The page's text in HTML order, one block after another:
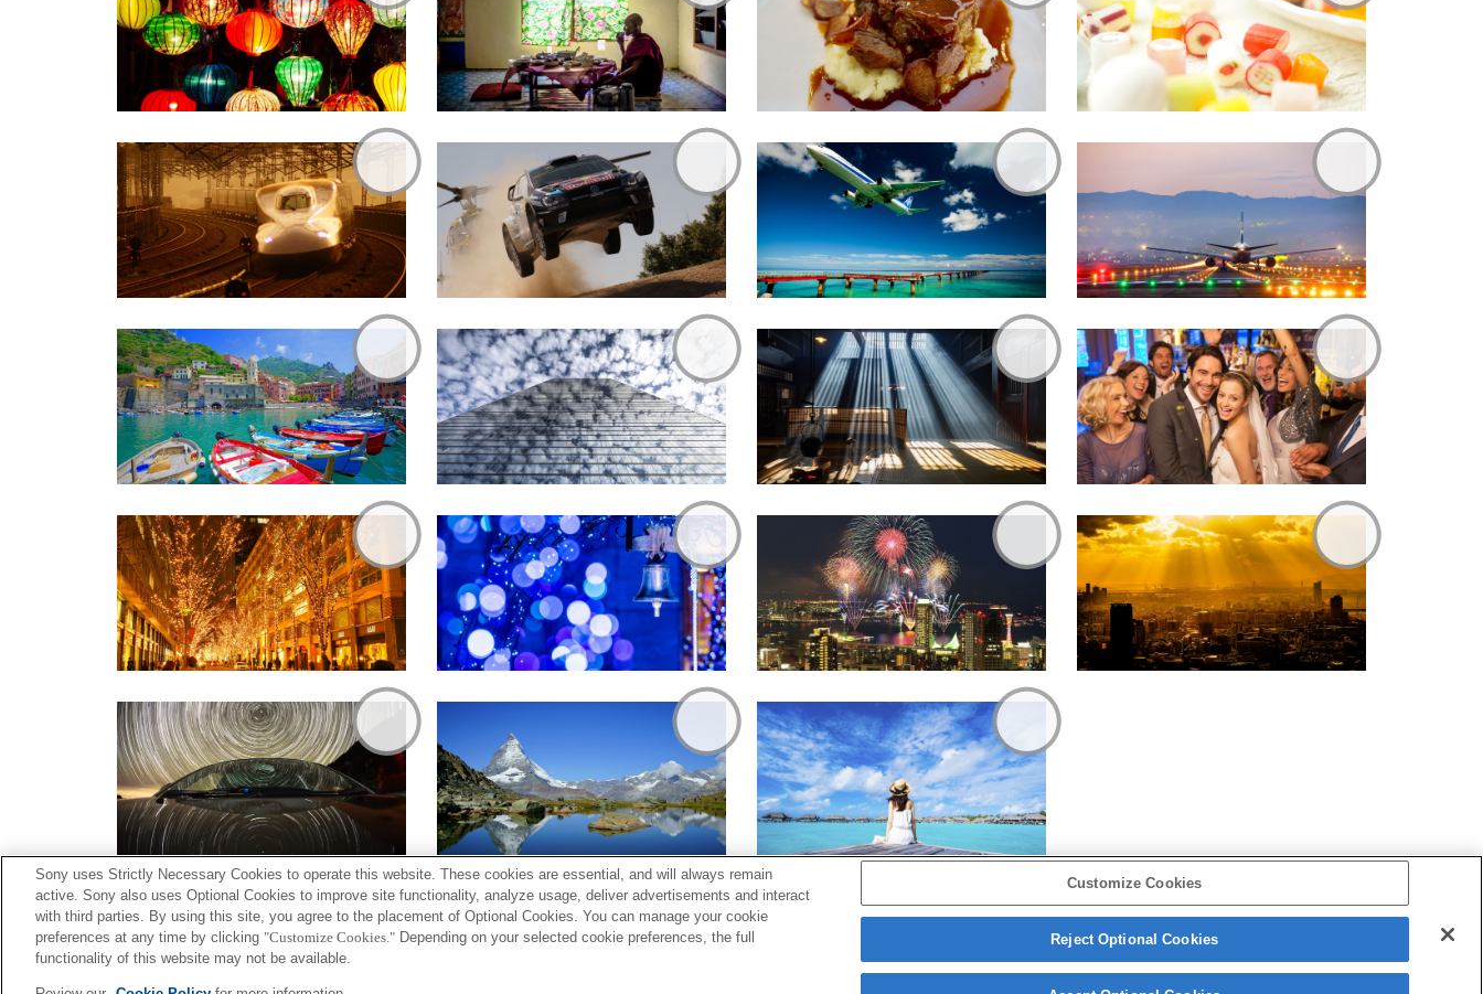
Copyright 2026 Sony Corporation
Sony uses Strictly Necessary Cookies to operate this website. These cookies are essential, and will always remain
active. Sony also uses Optional Cookies to improve site functionality, analyze usage, deliver advertisements and interact
with third parties. By using this site, you agree to the placement of Optional Cookies. You can manage your cookie
preferences at any time by clicking "Customize Cookies." Depending on your selected cookie preferences, the full
functionality of this website may not be available.
Customize Cookies
Reject Optional Cookies